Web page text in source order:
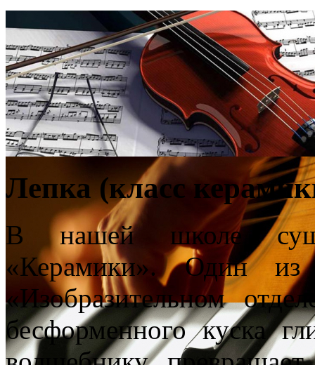
Лепка (класс
В нашей школе
«Керамики». Один из
«Изобразительном
бесформенного куска